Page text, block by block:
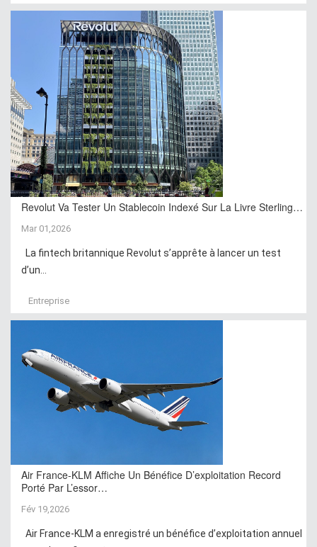
Revolut Va Tester Un Stablecoin Indexé Sur La Livre Sterling…
Mar 01,2026
La fintech britannique Revolut s’apprête à lancer un test
d’un...
Entreprise
Air France-KLM Affiche Un Bénéfice D’exploitation Record
Porté Par L’essor…
Fév 19,2026
Air France-KLM a enregistré un bénéfice d’exploitation annuel